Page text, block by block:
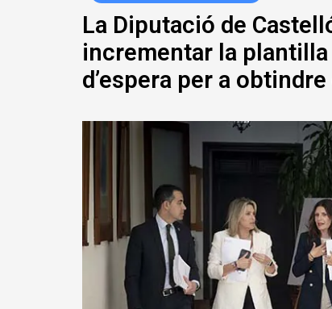
La Diputació de
incrementar la
d’espera per a